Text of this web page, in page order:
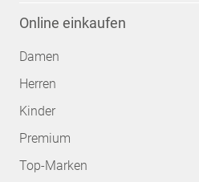
Online einkaufen
Damen
Herren
Kinder
Premium
Top-Marken